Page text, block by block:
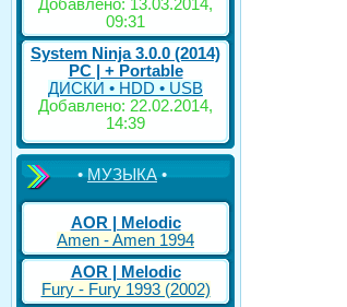
Добавлено: 13.03.2014,
09:31
System Ninja 3.0.0 (2014)
РС | + Portable
ДИСКИ • HDD • USB
Добавлено: 22.02.2014,
14:39
•МУЗЫКА•
AOR | Melodic
Amen - Amen 1994
AOR | Melodic
Fury - Fury 1993 (2002)